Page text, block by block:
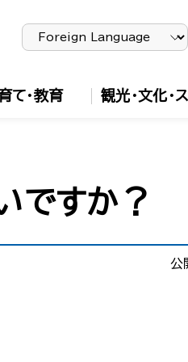
て・教育 観光・文化・
ですか？
公